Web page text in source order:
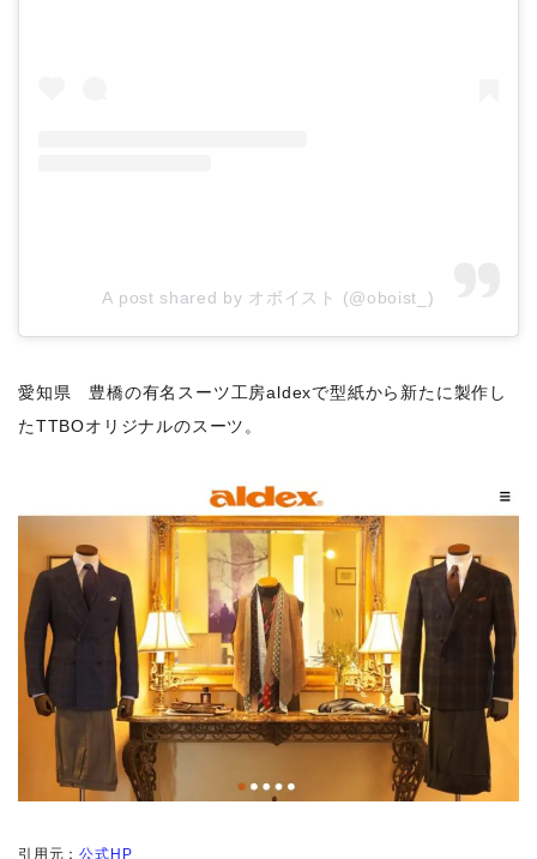
A post shared by オボイスト (@oboist_)
愛知県 豊橋の有名スーツ工房aldexで型紙から新たに製作し
たTTBOオリジナルのスーツ。
引用元：公式HP